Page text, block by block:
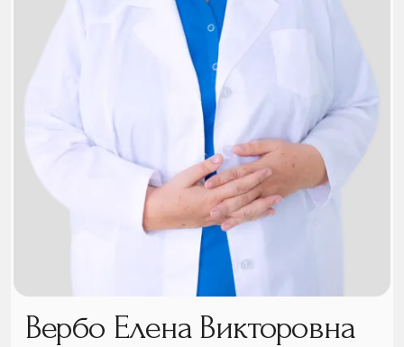
Вербо Елена Викторовна